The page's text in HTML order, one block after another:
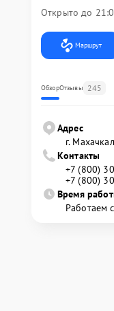
Открыто до
Маршрут
ОбзорОтзывы 245
Адрес
г.
Контакты
+7 (800)
+7 (800)
Время
Работаем